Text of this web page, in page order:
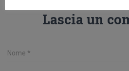
Lascia un
Nome *